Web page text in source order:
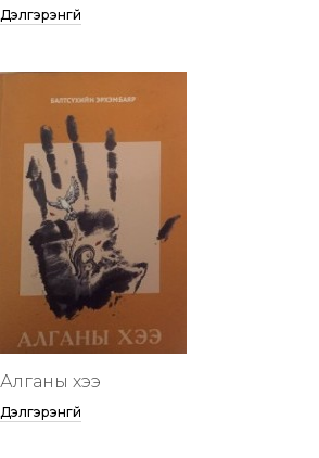
Дэлгэрэнгүй
Алганы хээ
Дэлгэрэнгүй